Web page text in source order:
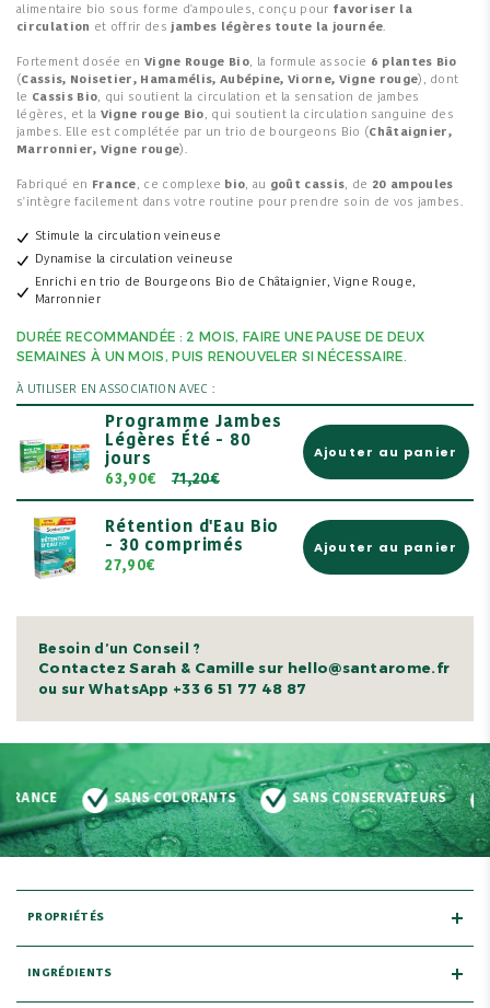
alimentaire bio sous forme d'ampoules, conçu pour favoriser la
circulation et offrir des jambes légères toute la journée.
Fortement dosée enVigne Rouge Bio, la formule associe 6 plantes Bio
(Cassis, Noisetier, Hamamélis, Aubépine, Viorne, Vigne rouge), dont
le Cassis Bio, qui soutient la circulation et la sensation de jambes
légères, et la Vigne rouge Bio, qui soutient la circulation sanguine des
jambes. Elle est complétée par un trio de bourgeons Bio (Châtaignier,
Marronnier, Vigne rouge).
Fabriqué en France, ce complexe bio, au goût cassis, de 20 ampoules
s'intègre facilement dans votre routine pour prendre soin de vos jambes.
Stimule la circulation veineuse
Dynamise la circulation veineuse
Enrichi en trio de Bourgeons Bio de Châtaignier, Vigne Rouge,
Marronnier
DURÉE RECOMMANDÉE : 2 MOIS, FAIRE UNE PAUSE DE DEUX
SEMAINES À UN MOIS, PUIS RENOUVELER SI NÉCESSAIRE.
À UTILISER EN ASSOCIATION AVEC :
Programme Jambes
Légères Été - 80
jours
63,90€ 71,20€
Ajouter au panier
Rétention d'Eau Bio
- 30 comprimés
27,90€
Ajouter au panier
Besoin d’un Conseil ?
Contactez Sarah & Camille sur hello@santarome.fr
ou sur WhatsApp +33 6 51 77 48 87
SANS COLORANTS SANS CONSERVATEURS SANS GLUTEN
PROPRIÉTÉS
INGRÉDIENTS